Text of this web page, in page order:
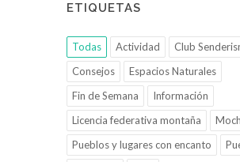
ETIQUETAS
Todas Actividad
Club
Consejos
Espacios Naturales
Fin de Semana
Información
Licencia federativa montaña
Pueblos y lugares con encanto